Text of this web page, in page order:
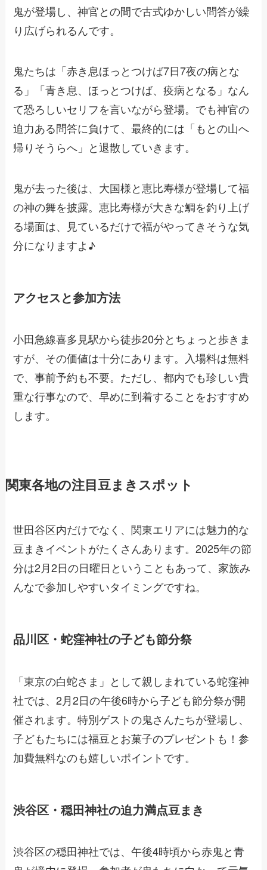
鬼が登場し、神官との間で古式ゆかしい問答が繰
り広げられるんです。
鬼たちは「赤き息ほっとつけば7日7夜の病とな
る」「青き息、ほっとつけば、疫病となる」なん
て恐ろしいセリフを言いながら登場。でも神官の
迫力ある問答に負けて、最終的には「もとの山へ
帰りそうらへ」と退散していきます。
鬼が去った後は、大国様と恵比寿様が登場して福
の神の舞を披露。恵比寿様が大きな鯛を釣り上げ
る場面は、見ているだけで福がやってきそうな気
分になりますよ♪
アクセスと参加方法
小田急線喜多見駅から徒歩20分とちょっと歩きま
すが、その価値は十分にあります。入場料は無料
で、事前予約も不要。ただし、都内でも珍しい貴
重な行事なので、早めに到着することをおすすめ
します。
関東各地の注目豆まきスポット
世田谷区内だけでなく、関東エリアには魅力的な
豆まきイベントがたくさんあります。2025年の節
分は2月2日の日曜日ということもあって、家族み
んなで参加しやすいタイミングですね。
品川区・蛇窪神社の子ども節分祭
「東京の白蛇さま」として親しまれている蛇窪神
社では、2月2日の午後6時から子ども節分祭が開
催されます。特別ゲストの鬼さんたちが登場し、
子どもたちには福豆とお菓子のプレゼントも！参
加費無料なのも嬉しいポイントです。
渋谷区・穏田神社の迫力満点豆まき
渋谷区の穏田神社では、午後4時頃から赤鬼と青